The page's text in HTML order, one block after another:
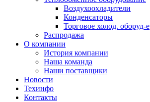
Воздухоохладители
Конденсаторы
Торговое холод. оборуд-е
Распродажа
О компании
История компании
Наша команда
Наши поставщики
Новости
Техинфо
Контакты